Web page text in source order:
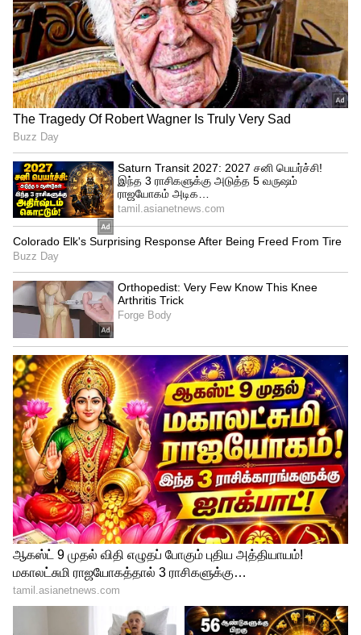
67வயதான முகல் ரோத்தகிதான்
நியமிக்கப்படுவார் எனத் தெரிகிறது.
ஏற்கெனவே தலைமை வழக்கறிஞராக
இருந்த அனுபவம் ரோத்தகிக்கு உண்டு.
உச்ச நீதிமன்றத்தின் மூத்த
வழக்கறிஞராகஇருக்கும் ரோத்தகரி,
கூடுதல் சொலிசிட்டராகவும் இருந்துள்ளார்.